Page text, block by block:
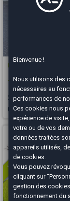
Citroën DS3
1.6 E-HDI 90 SO CHIC
2012 175000 km
Herblay - 95220
Vous arrivez trop tard
Bienvenue !
Nous utilisons des
nécessaires au
performances de
Ces cookies nous
expérience de
votre ou de vos
données traitées
appareils utilisés,
de cookies.
Vous pouvez
cliquant sur
gestion des cookies
fonctionnement du